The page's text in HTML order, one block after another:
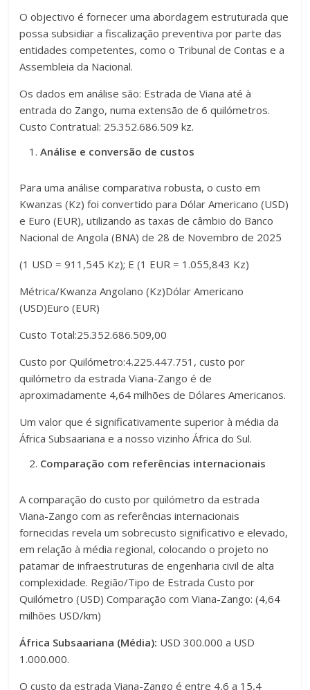
O objectivo é fornecer uma abordagem estruturada que
possa subsidiar a fiscalização preventiva por parte das
entidades competentes, como o Tribunal de Contas e a
Assembleia da Nacional.
Os dados em análise são: Estrada de Viana até à
entrada do Zango, numa extensão de 6 quilómetros.
Custo Contratual: 25.352.686.509 kz.
Análise e conversão de custos
Para uma análise comparativa robusta, o custo em
Kwanzas (Kz) foi convertido para Dólar Americano (USD)
e Euro (EUR), utilizando as taxas de câmbio do Banco
Nacional de Angola (BNA) de 28 de Novembro de 2025
(1 USD = 911,545 Kz); E (1 EUR = 1.055,843 Kz)
Métrica/Kwanza Angolano (Kz)Dólar Americano
(USD)Euro (EUR)
Custo Total:25.352.686.509,00
Custo por Quilómetro:4.225.447.751, custo por
quilómetro da estrada Viana-Zango é de
aproximadamente 4,64 milhões de Dólares Americanos.
Um valor que é significativamente superior à média da
África Subsaariana e a nosso vizinho África do Sul.
Comparação com referências internacionais
A comparação do custo por quilómetro da estrada
Viana-Zango com as referências internacionais
fornecidas revela um sobrecusto significativo e elevado,
em relação à média regional, colocando o projeto no
patamar de infraestruturas de engenharia civil de alta
complexidade. Região/Tipo de Estrada Custo por
Quilómetro (USD) Comparação com Viana-Zango: (4,64
milhões USD/km)
África Subsaariana (Média): USD 300.000 a USD
1.000.000.
O custo da estrada Viana-Zango é entre 4,6 a 15,4